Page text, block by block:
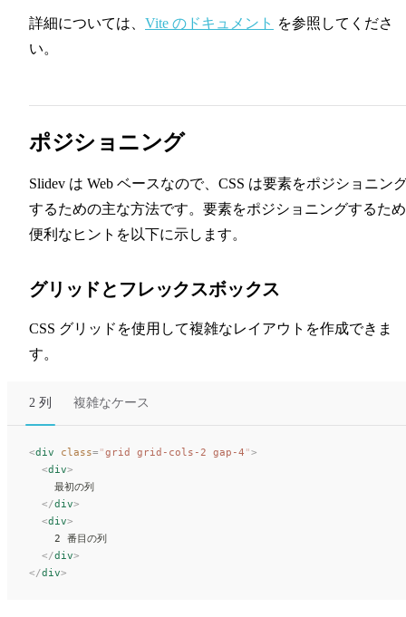
詳細については、 Vite のドキュメント を参照してくださ
い。
ポジショニング
Slidev は Web ベースなので、CSS は要素をポジショニン
するための主な方法です。要素をポジショニングするた
便利なヒントを以下に示します。
グリッドとフレックスボックス
CSS グリッドを使用して複雑なレイアウトを作成できま
す。
2 列 複雑なケース
<div class= "grid grid-cols-2 gap-4 ">
  <
div>
    最初の列
  </
div>
  <
div>
    2 番目の列
  </
div>
</div>